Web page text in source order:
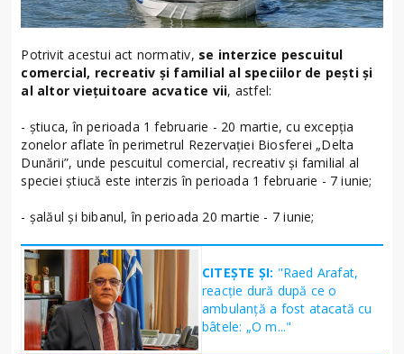
Potrivit acestui act normativ, se interzice pescuitul
comercial, recreativ și familial al speciilor de pești și
al altor viețuitoare acvatice vii, astfel:
- știuca, în perioada 1 februarie - 20 martie, cu excepția
zonelor aflate în perimetrul Rezervației Biosferei „Delta
Dunării”, unde pescuitul comercial, recreativ și familial al
speciei știucă este interzis în perioada 1 februarie - 7 iunie;
- șalăul și bibanul, în perioada 20 martie - 7 iunie;
CITEȘTE ȘI: "Raed Arafat,
reacție dură după ce o
ambulanță a fost atacată cu
bâtele: „O m..."